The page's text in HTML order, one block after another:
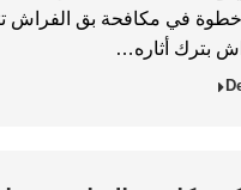
خطوة في مكافحة بق الفراش
بترك أثاره…